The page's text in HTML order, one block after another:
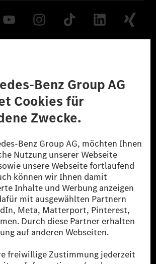
Group AG. Alle Rechte vorbehalten.
bei der Mercedes-Benz Group durch
kompensiert werden.
ist ein integraler Bestandteil von MB.CHARGE
Kanada und China. Sofern an der jeweiligen
Strom aus erneuerbaren Energien vorliegt,
Charging Grünstromzertifikate*. Diese stellen
über MB.CHARGE Public eine äquivalente
Energien ins Stromnetz eingespeist wird.
aus Wind- und Solarkraftanlagen, die jünger
wurden nach dem vorgeschriebenen
(Worldwide harmonised Light vehicles Test